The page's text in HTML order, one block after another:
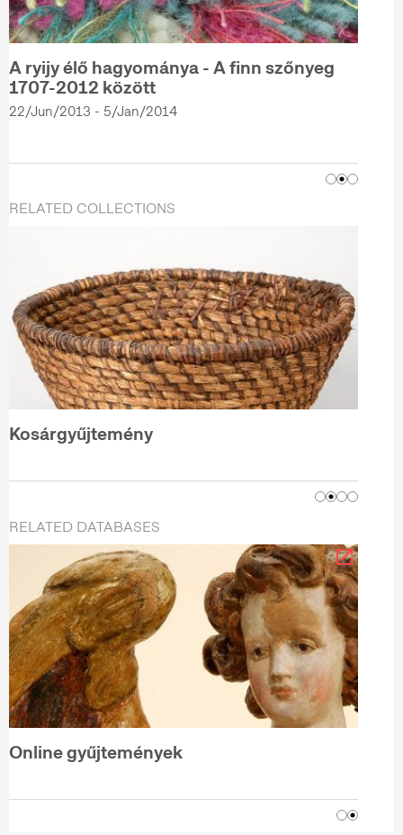
A ryijy élő hagyománya - A finn szőnyeg
1707-2012 között
22/Jun/2013 - 5/Jan/2014
RELATED COLLECTIONS
Kosárgyűjtemény
RELATED DATABASES
Online gyűjtemények